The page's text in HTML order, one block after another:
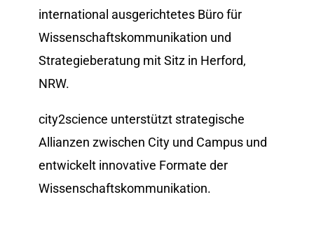
international ausgerichtetes Büro für
Wissenschaftskommunikation und
Strategieberatung mit Sitz in Herford,
NRW.
city2science unterstützt strategische
Allianzen zwischen City und Campus und
entwickelt innovative Formate der
Wissenschafts­kommunikation.